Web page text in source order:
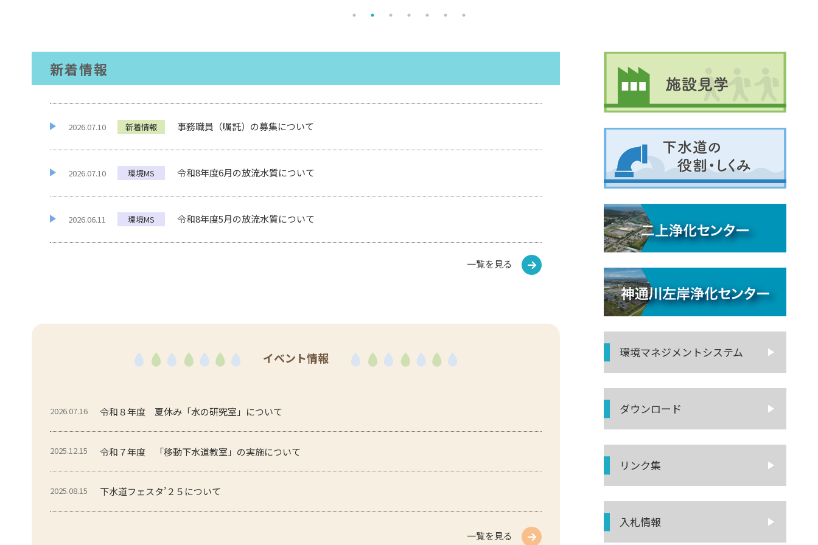
新着情報
2026.07.10 新着情報 事務職員（嘱託）の募集について
2026.07.10 環境MS 令和8年度6月の放流水質について
2026.06.11 環境MS 令和8年度5月の放流水質について
一覧を見る
イベント情報
2026.07.16 令和８年度 夏休み「水の研究室」について
2025.12.15 令和７年度 「移動下水道教室」の実施について
2025.08.15 下水道フェスタ’２５について
一覧を見る
環境マネジメントシステム
ダウンロード
リンク集
入札情報